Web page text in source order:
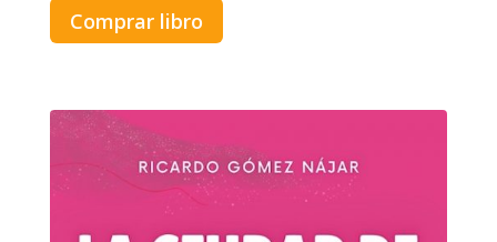
Comprar libro